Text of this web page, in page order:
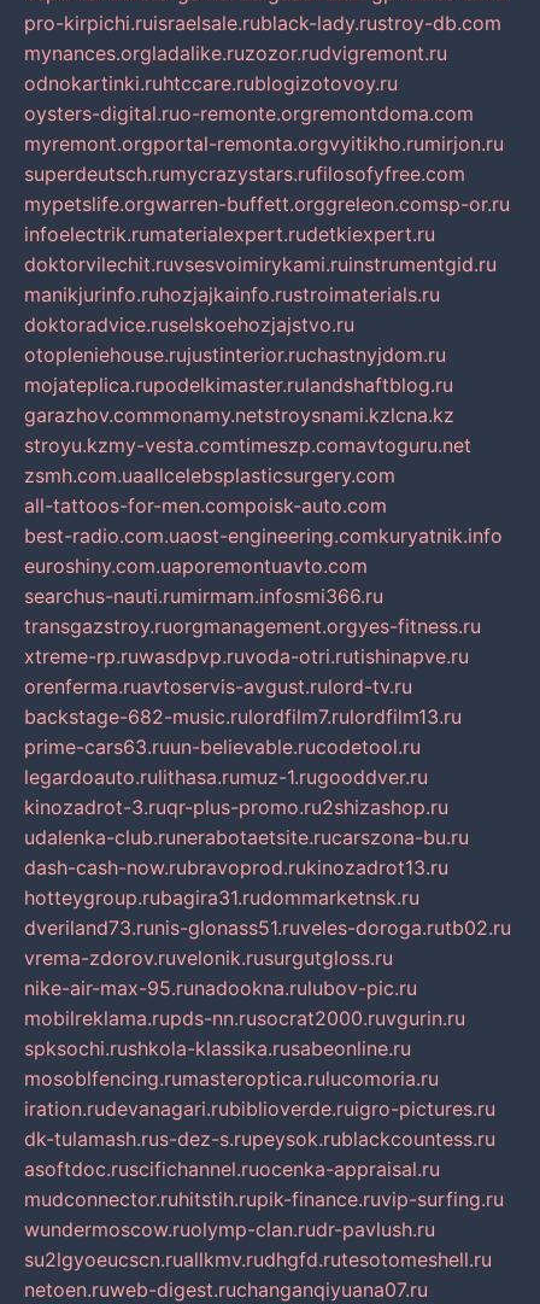
pro-kirpichi.ruisraelsale.rublack-lady.rustroy-db.com
mynances.orgladalike.ruzozor.rudvigremont.ru
odnokartinki.ruhtccare.rublogizotovoy.ru
oysters-digital.ruo-remonte.orgremontdoma.com
myremont.orgportal-remonta.orgvyitikho.rumirjon.ru
superdeutsch.rumycrazystars.rufilosofyfree.com
mypetslife.orgwarren-buffett.orggreleon.comsp-or.ru
infoelectrik.rumaterialexpert.rudetkiexpert.ru
doktorvilechit.ruvsesvoimirykami.ruinstrumentgid.ru
manikjurinfo.ruhozjajkainfo.rustroimaterials.ru
doktoradvice.ruselskoehozjajstvo.ru
otopleniehouse.rujustinterior.ruchastnyjdom.ru
mojateplica.rupodelkimaster.rulandshaftblog.ru
garazhov.commonamy.netstroysnami.kzlcna.kz
stroyu.kzmy-vesta.comtimeszp.comavtoguru.net
zsmh.com.uaallcelebsplasticsurgery.com
all-tattoos-for-men.compoisk-auto.com
best-radio.com.uaost-engineering.comkuryatnik.info
euroshiny.com.uaporemontuavto.com
searchus-nauti.rumirmam.infosmi366.ru
transgazstroy.ruorgmanagement.orgyes-fitness.ru
xtreme-rp.ruwasdpvp.ruvoda-otri.rutishinapve.ru
orenferma.ruavtoservis-avgust.rulord-tv.ru
backstage-682-music.rulordfilm7.rulordfilm13.ru
prime-cars63.ruun-believable.rucodetool.ru
legardoauto.rulithasa.rumuz-1.rugooddver.ru
kinozadrot-3.ruqr-plus-promo.ru2shizashop.ru
udalenka-club.runerabotaetsite.rucarszona-bu.ru
dash-cash-now.rubravoprod.rukinozadrot13.ru
hotteygroup.rubagira31.rudommarketnsk.ru
dveriland73.runis-glonass51.ruveles-doroga.rutb02.ru
vrema-zdorov.ruvelonik.rusurgutgloss.ru
nike-air-max-95.runadookna.rulubov-pic.ru
mobilreklama.rupds-nn.rusocrat2000.ruvgurin.ru
spksochi.rushkola-klassika.rusabeonline.ru
mosoblfencing.rumasteroptica.rulucomoria.ru
iration.rudevanagari.rubiblioverde.ruigro-pictures.ru
dk-tulamash.rus-dez-s.rupeysok.rublackcountess.ru
asoftdoc.ruscifichannel.ruocenka-appraisal.ru
mudconnector.ruhitstih.rupik-finance.ruvip-surfing.ru
wundermoscow.ruolymp-clan.rudr-pavlush.ru
su2lgyoeucscn.ruallkmv.rudhgfd.rutesotomeshell.ru
netoen.ruweb-digest.ruchanganqiyuana07.ru